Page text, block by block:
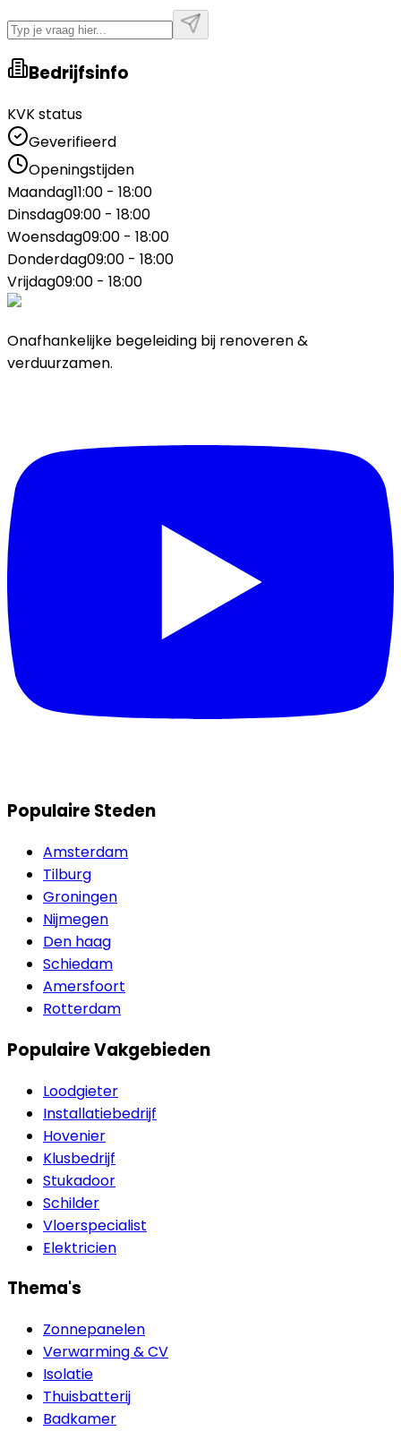
Bedrijfsinfo
KVK status
Geverifieerd
Openingstijden
Maandag11:00 - 18:00
Dinsdag09:00 - 18:00
Woensdag09:00 - 18:00
Donderdag09:00 - 18:00
Vrijdag09:00 - 18:00
Onafhankelijke begeleiding bij renoveren &
verduurzamen.
Populaire Steden
Amsterdam
Tilburg
Groningen
Nijmegen
Den haag
Schiedam
Amersfoort
Rotterdam
Populaire Vakgebieden
Loodgieter
Installatiebedrijf
Hovenier
Klusbedrijf
Stukadoor
Schilder
Vloerspecialist
Elektricien
Thema's
Zonnepanelen
Verwarming & CV
Isolatie
Thuisbatterij
Badkamer